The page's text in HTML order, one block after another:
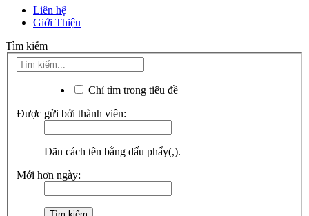
Liên hệ
Giới Thiệu
Tìm kiếm
Chỉ tìm trong tiêu đề
Được gửi bởi thành viên:
Dãn cách tên bằng dấu phẩy(,).
Mới hơn ngày: